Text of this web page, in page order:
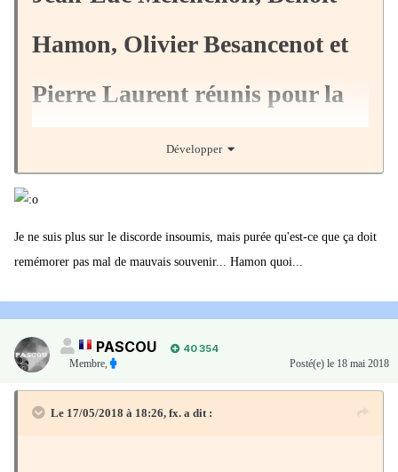
Hamon, Olivier Besancenot et
Pierre Laurent réunis pour la
première fois
La manifestation du 26 mai permet des
rassemblements inédits.
Développer
Je ne suis plus sur le discorde insoumis, mais purée qu'est-ce que ça doit
remémorer pas mal de mauvais souvenir... Hamon quoi...
PASCOU
40 354
Membre, Posté(e) le 18 mai 2018
Le 17/05/2018 à 18:26, fx. a dit :